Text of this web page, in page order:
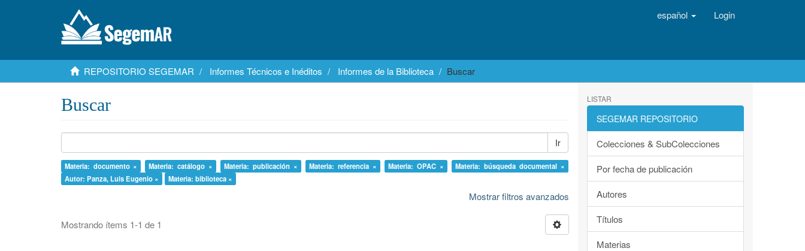
español Login
REPOSITORIO SEGEMAR Informes Técnicos e Inéditos Informes de la Biblioteca Buscar
Buscar
Ir
Materia: documento × Materia: catálogo × Materia: publicación × Materia: referencia × Materia: OPAC ×
Materia: búsqueda documental ×
Autor: Panza, Luis Eugenio ×
Materia: biblioteca ×
Mostrar filtros avanzados
Mostrando ítems 1-1 de 1
LISTAR
SEGEMAR REPOSITORIO
Colecciones & SubColecciones
Por fecha de publicación
Autores
Títulos
Materias